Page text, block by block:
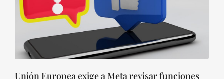
Unión Europea exige a Meta revisar funciones